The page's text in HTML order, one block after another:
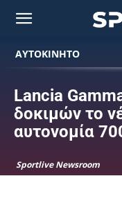
ΑΥΤΟΚΙΝΗΤΟ
Lancia
δοκιμών το
αυτονομία
Sportlive Newsroom